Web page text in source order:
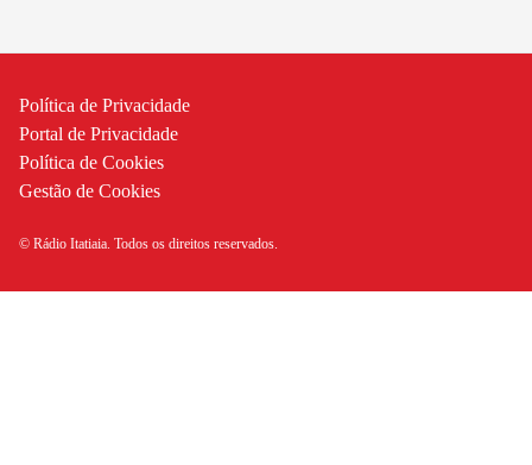
Política de Privacidade
Portal de Privacidade
Política de Cookies
Gestão de Cookies
© Rádio Itatiaia. Todos os direitos reservados.